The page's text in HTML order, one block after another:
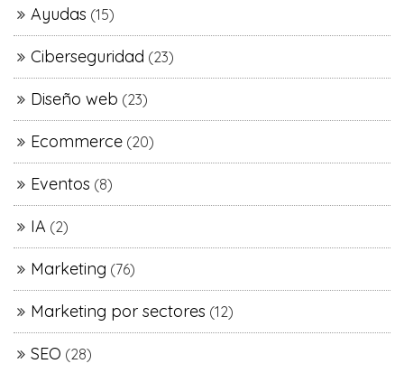
Ayudas (15)
Ciberseguridad (23)
Diseño web (23)
Ecommerce (20)
Eventos (8)
IA (2)
Marketing (76)
Marketing por sectores (12)
SEO (28)